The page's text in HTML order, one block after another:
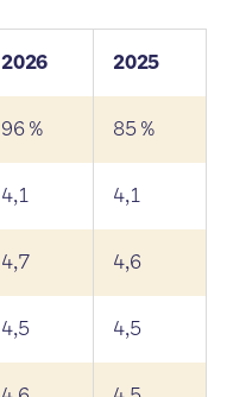
2026 2025
96 % 85 %
4,1 4,1
4,7 4,6
4,5 4,5